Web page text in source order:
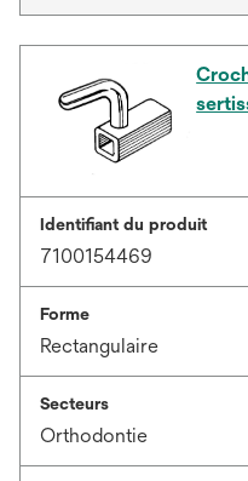
Identifiant du produit
7100154469
Forme
Rectangulaire
Secteurs
Orthodontie